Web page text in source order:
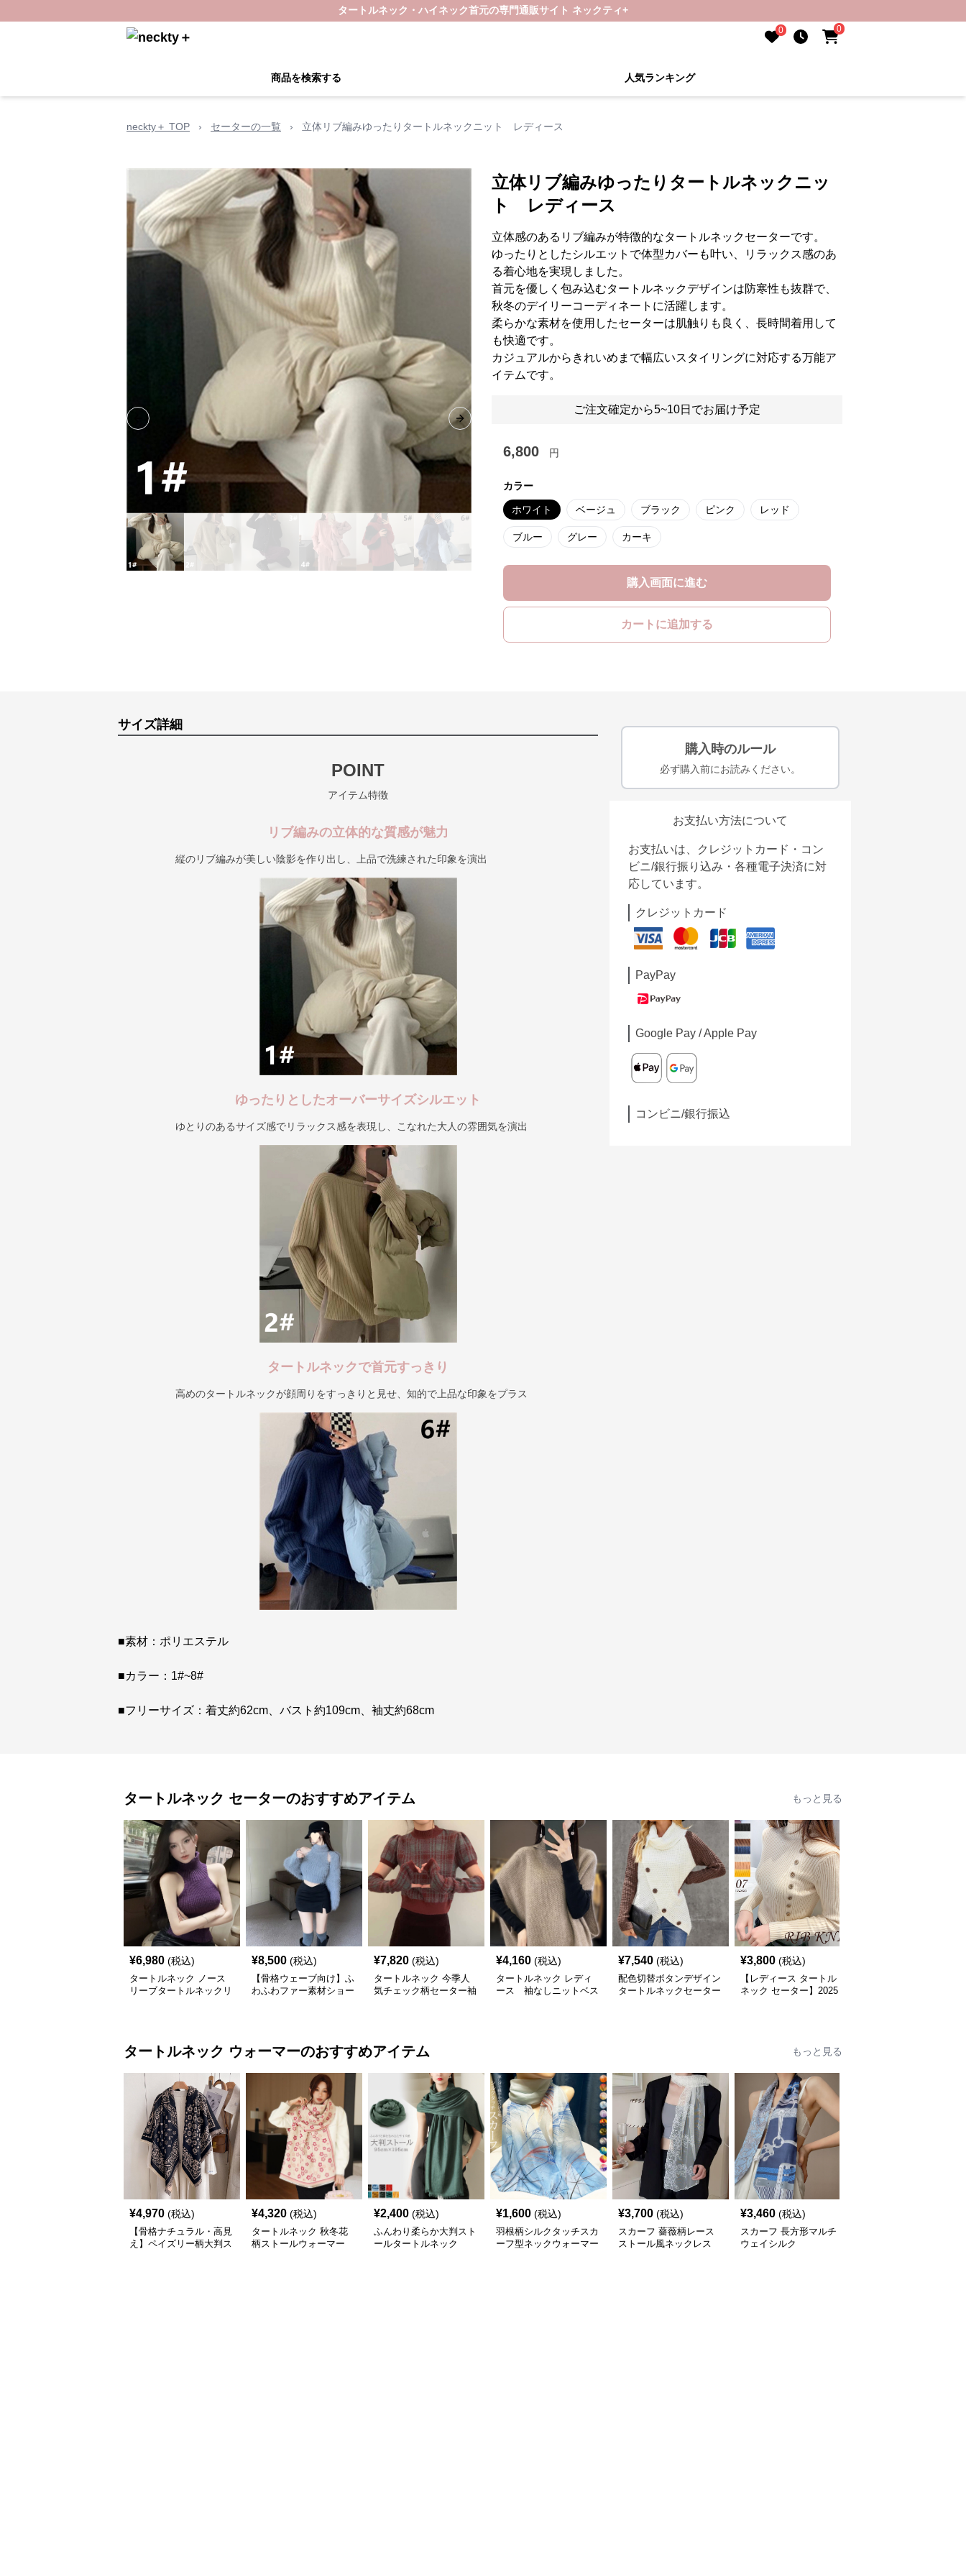
タートルネック・ハイネック首元の専門通販サイト ネックティ+
0 0
商品を検索する 人気ランキング
neckty＋ TOP › セーターの一覧 › 立体リブ編みゆったりタートルネックニット レディース
Previous slide Next slide
立体リブ編みゆったりタートルネックニッ
ト レディース
立体感のあるリブ編みが特徴的なタートルネックセーターです。
ゆったりとしたシルエットで体型カバーも叶い、リラックス感のあ
る着心地を実現しました。
首元を優しく包み込むタートルネックデザインは防寒性も抜群で、
秋冬のデイリーコーディネートに活躍します。
柔らかな素材を使用したセーターは肌触りも良く、長時間着用して
も快適です。
カジュアルからきれいめまで幅広いスタイリングに対応する万能ア
イテムです。
ご注文確定から5~10日でお届け予定
6,800 円
カラー
ホワイト ベージュ ブラック ピンク レッド
ブルー グレー カーキ
購入画面に進む
カートに追加する
サイズ詳細
POINT
アイテム特徴
リブ編みの立体的な質感が魅力
縦のリブ編みが美しい陰影を作り出し、上品で洗練された印象を演出
ゆったりとしたオーバーサイズシルエット
ゆとりのあるサイズ感でリラックス感を表現し、こなれた大人の雰囲気を演出
タートルネックで首元すっきり
高めのタートルネックが顔周りをすっきりと見せ、知的で上品な印象をプラス
■素材：ポリエステル
■カラー：1#~8#
■フリーサイズ：着丈約62cm、バスト約109cm、袖丈約68cm
購入時のルール
必ず購入前にお読みください。
お支払い方法について
お支払いは、クレジットカード・コン
ビニ/銀行振り込み・各種電子決済に対
応しています。
クレジットカード
PayPay
Google Pay / Apple Pay
コンビニ/銀行振込
タートルネック セーターのおすすめアイテム もっと見る
¥6,980 (税込)
タートルネック ノース
リーブタートルネックリ
¥8,500 (税込)
【骨格ウェーブ向け】ふ
わふわファー素材ショー
¥7,820 (税込)
タートルネック 今季人
気チェック柄セーター袖
¥4,160 (税込)
タートルネック レディ
ース 袖なしニットベス
¥7,540 (税込)
配色切替ボタンデザイン
タートルネックセーター
¥3,800 (税込)
【レディース タートル
ネック セーター】2025
タートルネック ウォーマーのおすすめアイテム もっと見る
¥4,970 (税込)
【骨格ナチュラル・高見
え】ペイズリー柄大判ス
¥4,320 (税込)
タートルネック 秋冬花
柄ストールウォーマー
¥2,400 (税込)
ふんわり柔らか大判スト
ールタートルネック
¥1,600 (税込)
羽根柄シルクタッチスカ
ーフ型ネックウォーマー
¥3,700 (税込)
スカーフ 薔薇柄レース
ストール風ネックレス
¥3,460 (税込)
スカーフ 長方形マルチ
ウェイシルク